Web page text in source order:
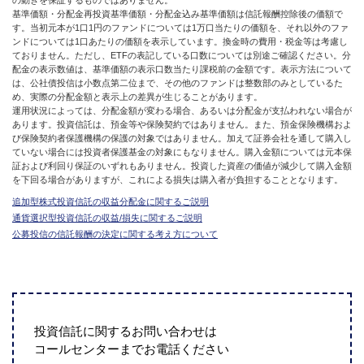
基準価額・分配金再投資基準価額・分配金込み基準価額は信託報酬控除後の価額で
す。当初元本が1口1円のファンドについては1万口当たりの価額を、それ以外のファ
ンドについては1口あたりの価額を表示しています。換金時の費用・税金等は考慮し
ておりません。ただし、ETFの表記している口数については別途ご確認ください。分
配金の表示数値は、基準価額の表示口数当たり課税前の金額です。表示方法について
は、公社債投信は小数点第二位まで、その他のファンドは整数部のみとしているた
め、実際の分配金額と表示上の差異が生じることがあります。
運用状況によっては、分配金額が変わる場合、あるいは分配金が支払われない場合が
あります。投資信託は、預金等や保険契約ではありません。また、預金保険機構およ
び保険契約者保護機構の保護の対象ではありません。加えて証券会社を通して購入し
ていない場合には投資者保護基金の対象にもなりません。購入金額については元本保
証および利回り保証のいずれもありません。投資した資産の価値が減少して購入金額
を下回る場合がありますが、これによる損失は購入者が負担することとなります。
追加型株式投資信託の収益分配金に関するご説明
通貨選択型投資信託の収益/損失に関するご説明
公募投信の信託報酬の決定に関する考え方について
投資信託に関するお問い合わせは
コールセンターまでお電話ください